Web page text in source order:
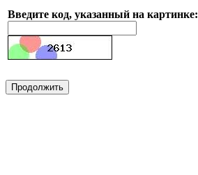
Введите код, указанный на картинке: